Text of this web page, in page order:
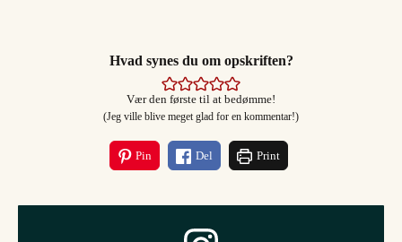
Hvad synes du om opskriften?
Vær den første til at bedømme!
(Jeg ville blive meget glad for en kommentar!)
Pin Del Print